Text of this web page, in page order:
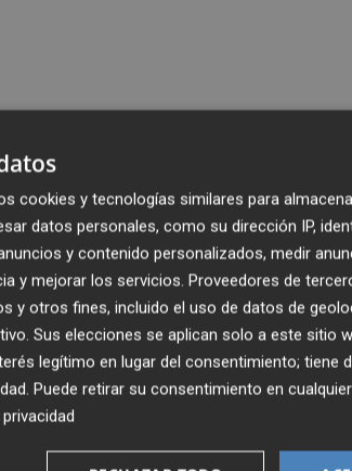
cookies y tecnologías similares para
datos personales, como su dirección IP,
y contenido personalizados, medir
y mejorar los servicios. Proveedores de
y otros fines, incluido el uso de datos de
Sus elecciones se aplican solo a este sitio
legítimo en lugar del consentimiento; tiene
. Puede retirar su consentimiento en